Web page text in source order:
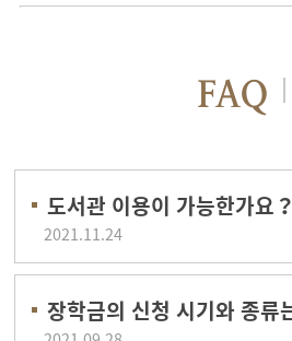
도서관 이용이 가능한가요？
2021.11.24
장학금의 신청 시기와 종류